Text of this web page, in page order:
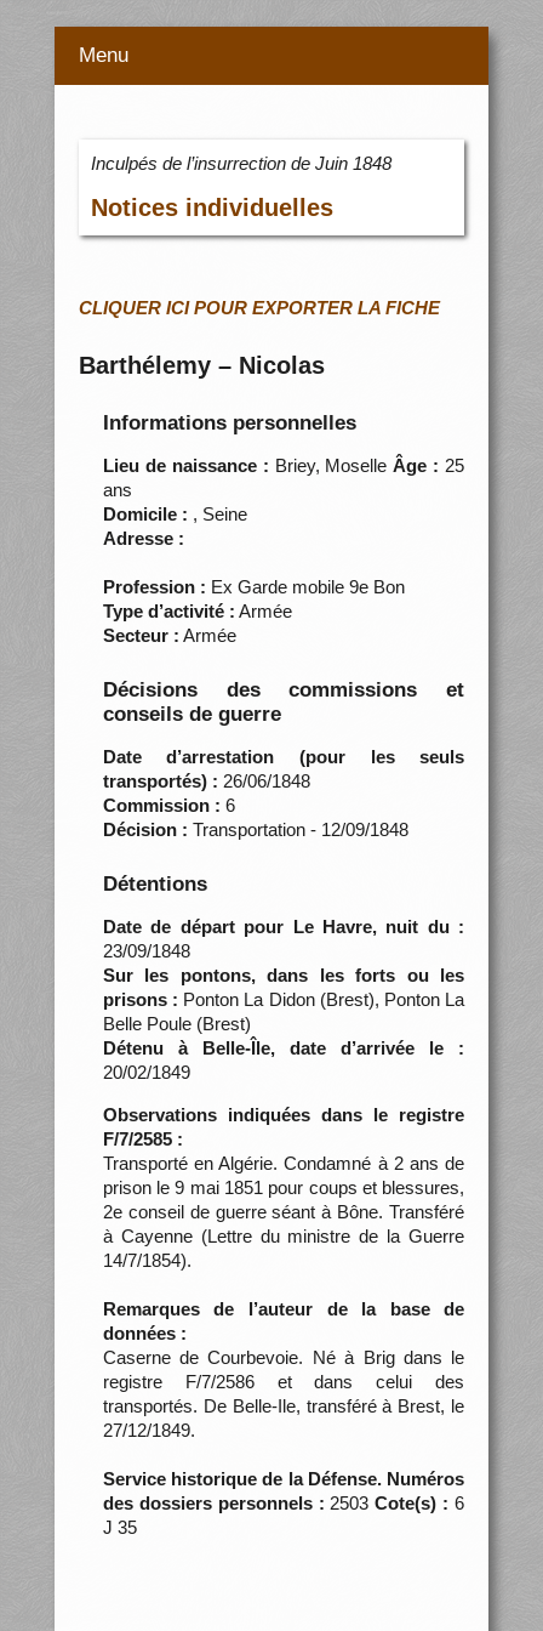
Menu
Inculpés de l’insurrection de Juin 1848
Notices individuelles
CLIQUER ICI POUR EXPORTER LA FICHE
Barthélemy – Nicolas
Informations personnelles
Lieu de naissance : Briey, Moselle Âge : 25
ans
Domicile : , Seine
Adresse :
Profession : Ex Garde mobile 9e Bon
Type d’activité : Armée
Secteur : Armée
Décisions des commissions et
conseils de guerre
Date d’arrestation (pour les seuls
transportés) : 26/06/1848
Commission : 6
Décision : Transportation - 12/09/1848
Détentions
Date de départ pour Le Havre, nuit du :
23/09/1848
Sur les pontons, dans les forts ou les
prisons : Ponton La Didon (Brest), Ponton La
Belle Poule (Brest)
Détenu à Belle-Île, date d’arrivée le :
20/02/1849
Observations indiquées dans le registre
F/7/2585 :
Transporté en Algérie. Condamné à 2 ans de
prison le 9 mai 1851 pour coups et blessures,
2e conseil de guerre séant à Bône. Transféré
à Cayenne (Lettre du ministre de la Guerre
14/7/1854).
Remarques de l’auteur de la base de
données :
Caserne de Courbevoie. Né à Brig dans le
registre F/7/2586 et dans celui des
transportés. De Belle-Ile, transféré à Brest, le
27/12/1849.
Service historique de la Défense. Numéros
des dossiers personnels : 2503Cote(s) : 6
J 35